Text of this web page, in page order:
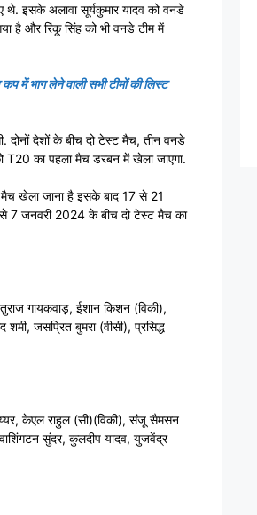
थे. इसके अलावा सूर्यकुमार यादव को वनडे
है और रिंकू सिंह को भी वनडे टीम में
भाग लेने वाली सभी टीमों की लिस्ट
देशों के बीच दो टेस्ट मैच, तीन वनडे
T20 का पहला मैच डरबन में खेला जाएगा.
खेला जाना है इसके बाद 17 से 21
7 जनवरी 2024 के बीच दो टेस्ट मैच का
गायकवाड़, ईशान किशन (विकी),
जसप्रित बुमरा (वीसी), प्रसिद्ध
केएल राहुल (सी)(विकी), संजू सैमसन
सुंदर, कुलदीप यादव, युजवेंद्र